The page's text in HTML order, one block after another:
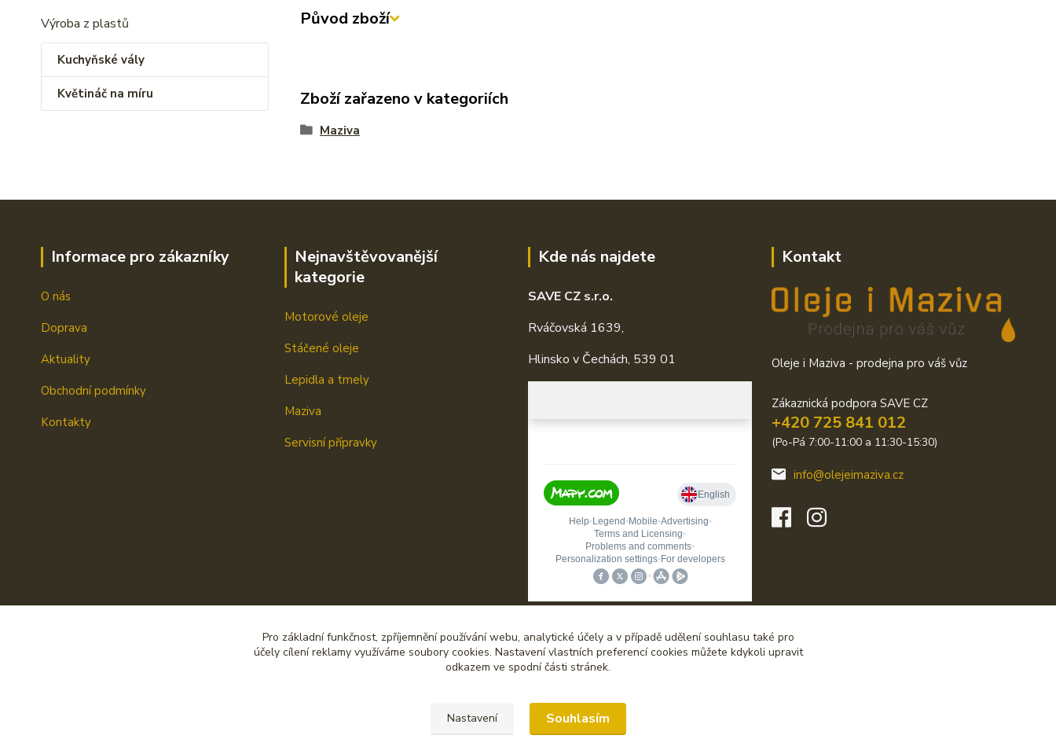
Výroba z plastů
Kuchyňské vály
Květináč na míru
Původ zboží
Zboží zařazeno v kategoriích
Maziva
Informace pro zákazníky
O nás
Doprava
Aktuality
Obchodní podmínky
Kontakty
Nejnavštěvovanější
kategorie
Motorové oleje
Stáčené oleje
Lepidla a tmely
Maziva
Servisní přípravky
Kde nás najdete
SAVE CZ s.r.o.
Rváčovská 1639,
Hlinsko v Čechách, 539 01
Kontakt
Oleje i Maziva - prodejna pro váš vůz
Zákaznická podpora SAVE CZ
+420 725 841 012
(Po-Pá 7:00-11:00 a 11:30-15:30)
info@olejeimaziva.cz
Upravit sběr cookies.
Pro základní funkčnost, zpříjemnění používání webu, analytické účely a v případě udělení souhlasu také pro
účely cílení reklamy využíváme soubory cookies. Nastavení vlastních preferencí cookies můžete kdykoli upravit
odkazem ve spodní části stránek.
Nastavení Souhlasím